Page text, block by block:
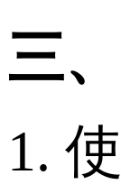
三
1.